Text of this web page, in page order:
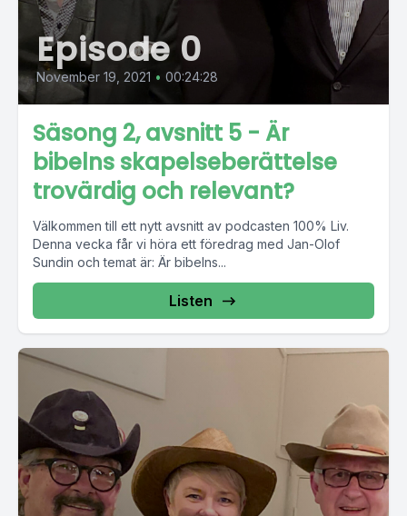
Episode 0
November 19, 2021 • 00:24:28
Säsong 2, avsnitt 5 - Är
bibelns skapelseberättelse
trovärdig och relevant?
Välkommen till ett nytt avsnitt av podcasten 100% Liv.
Denna vecka får vi höra ett föredrag med Jan-Olof
Sundin och temat är: Är bibelns...
Listen